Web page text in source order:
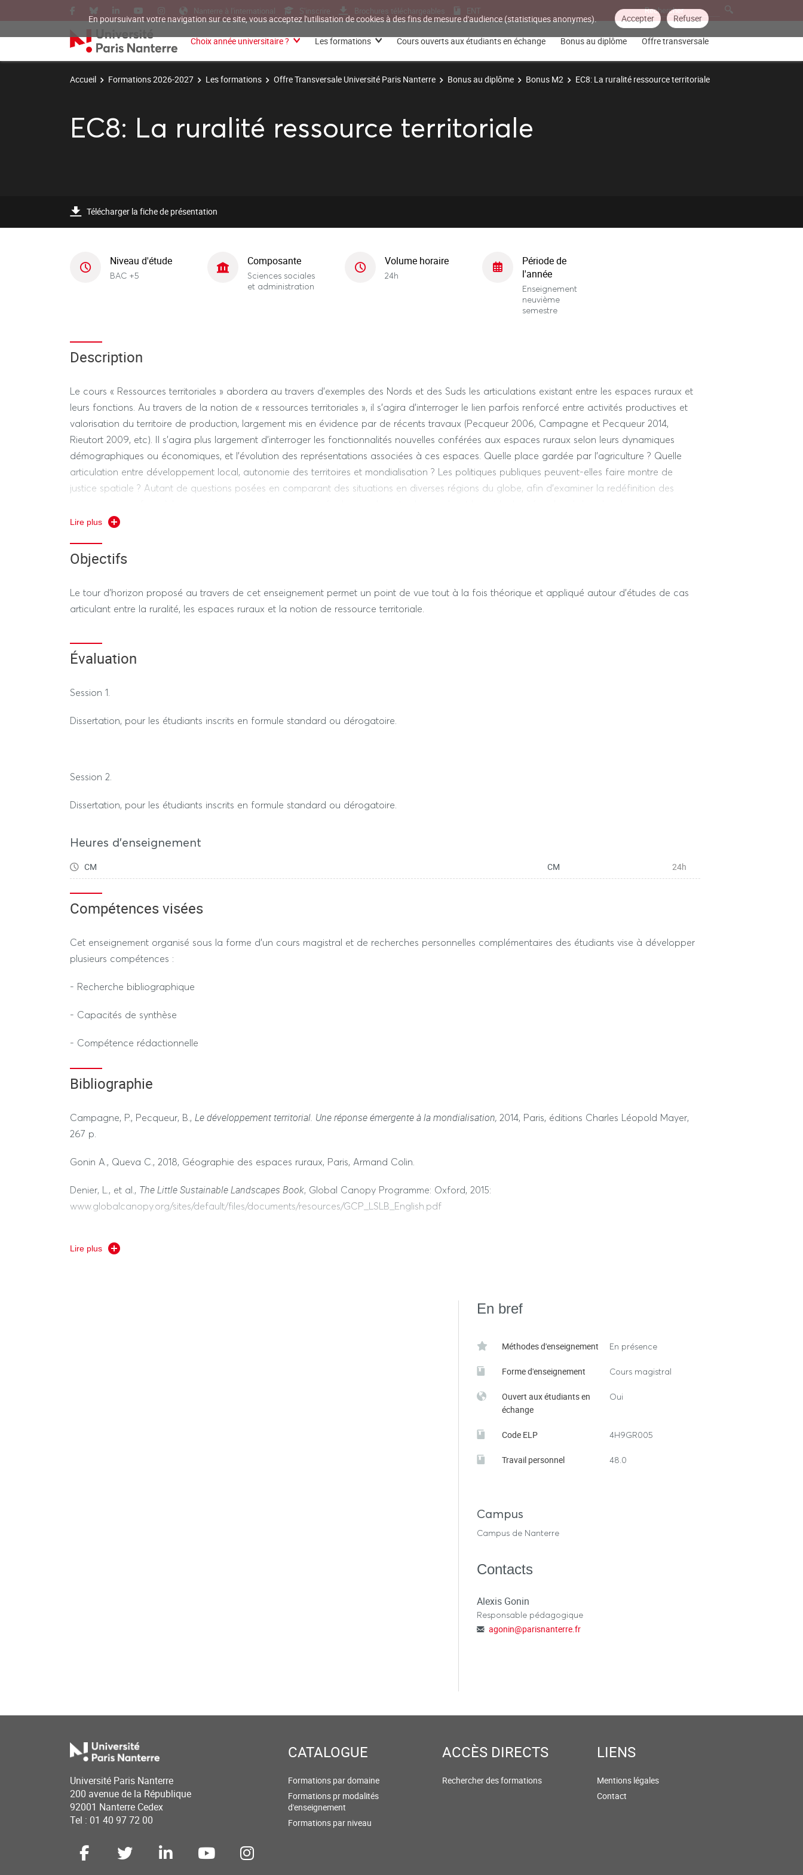
En poursuivant votre navigation sur ce site, vous acceptez l'utilisation de cookies à des fins de mesure d'audience (statistiques anonymes). Accepter Refuser
Nanterre à l'international S'inscrire Brochures téléchargeables ENT
Choix année universitaire ? Les formations Cours ouverts aux étudiants en échange Bonus au diplôme Offre transversale
Accueil Formations 2026-2027 Les formations Offre Transversale Université Paris Nanterre Bonus au diplôme Bonus M2 EC8: La ruralité ressource territoriale
EC8: La ruralité ressource territoriale
Télécharger la fiche de présentation
Niveau d'étude
BAC +5
Composante
Sciences sociales
et administration
Volume horaire
24h
Période de
l'année
Enseignement
neuvième
semestre
Description
Le cours « Ressources territoriales » abordera au travers d’exemples des Nords et des Suds les articulations existant entre les espaces ruraux et
leurs fonctions. Au travers de la notion de « ressources territoriales », il s’agira d’interroger le lien parfois renforcé entre activités productives et
valorisation du territoire de production, largement mis en évidence par de récents travaux (Pecqueur 2006, Campagne et Pecqueur 2014,
Rieutort 2009, etc). Il s’agira plus largement d’interroger les fonctionnalités nouvelles conférées aux espaces ruraux selon leurs dynamiques
démographiques ou économiques, et l’évolution des représentations associées à ces espaces. Quelle place gardée par l’agriculture ? Quelle
articulation entre développement local, autonomie des territoires et mondialisation ? Les politiques publiques peuvent-elles faire montre de
justice spatiale ? Autant de questions posées en comparant des situations en diverses régions du globe, afin d’examiner la redéfinition des
contemporaines de ces espaces. Une journée de 6 heures sera consacrée aux programmes LEADER, et une autre à l'expérience de
Lire plus
Objectifs
Le tour d’horizon proposé au travers de cet enseignement permet un point de vue tout à la fois théorique et appliqué autour d’études de cas
articulant entre la ruralité, les espaces ruraux et la notion de ressource territoriale.
Évaluation
Session 1.
Dissertation, pour les étudiants inscrits en formule standard ou dérogatoire.
Session 2.
Dissertation, pour les étudiants inscrits en formule standard ou dérogatoire.
Heures d'enseignement
CM CM 24h
Compétences visées
Cet enseignement organisé sous la forme d’un cours magistral et de recherches personnelles complémentaires des étudiants vise à développer
plusieurs compétences :
- Recherche bibliographique
- Capacités de synthèse
- Compétence rédactionnelle
Bibliographie
Campagne, P., Pecqueur, B., Le développement territorial. Une réponse émergente à la mondialisation, 2014, Paris, éditions Charles Léopold Mayer,
267 p.
Gonin A., Queva C., 2018, Géographie des espaces ruraux, Paris, Armand Colin.
Denier, L., et al., The Little Sustainable Landscapes Book, Global Canopy Programme: Oxford, 2015:
www.globalcanopy.org/sites/default/files/documents/resources/GCP_LSLB_English.pdf
ollet D., Pecqueur B., « Coordinations d’acteurs et valorisation des ressources territoriales. Les cas de l’Aubrac et des Baronnies »,
Lire plus
En bref
Méthodes d'enseignement En présence
Forme d'enseignement Cours magistral
Ouvert aux étudiants en
échange
Oui
Code ELP 4H9GR005
Travail personnel 48.0
Campus
Campus de Nanterre
Contacts
Alexis Gonin
Responsable pédagogique
agonin@parisnanterre.fr
Université Paris Nanterre
200 avenue de la République
92001 Nanterre Cedex
Tel : 01 40 97 72 00
CATALOGUE
Formations par domaine
Formations pr modalités
d'enseignement
Formations par niveau
ACCÈS DIRECTS
Rechercher des formations
LIENS
Mentions légales
Contact